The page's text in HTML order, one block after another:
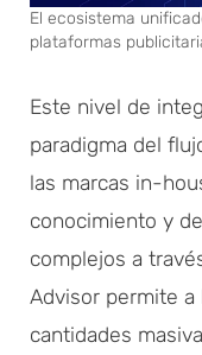
El ecosistema
plataformas
Este nivel de
paradigma del
las marcas in-
conocimiento y
complejos a
Advisor permite a
cantidades